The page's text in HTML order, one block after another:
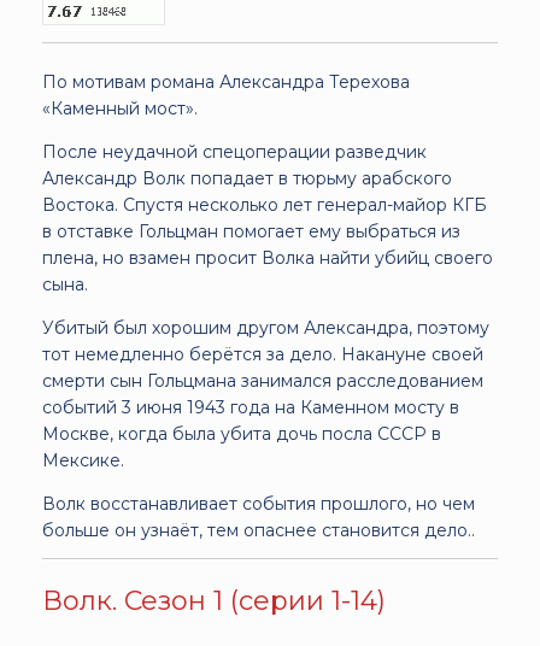
По мотивам романа Александра Терехова
«Каменный мост».
После неудачной спецоперации разведчик
Александр Волк попадает в тюрьму арабского
Востока. Спустя несколько лет генерал-майор КГБ
в отставке Гольцман помогает ему выбраться из
плена, но взамен просит Волка найти убийц своего
сына.
Убитый был хорошим другом Александра, поэтому
тот немедленно берётся за дело. Накануне своей
смерти сын Гольцмана занимался расследованием
событий 3 июня 1943 года на Каменном мосту в
Москве, когда была убита дочь посла СССР в
Мексике.
Волк восстанавливает события прошлого, но чем
больше он узнаёт, тем опаснее становится дело..
Волк. Сезон 1 (серии 1-14)